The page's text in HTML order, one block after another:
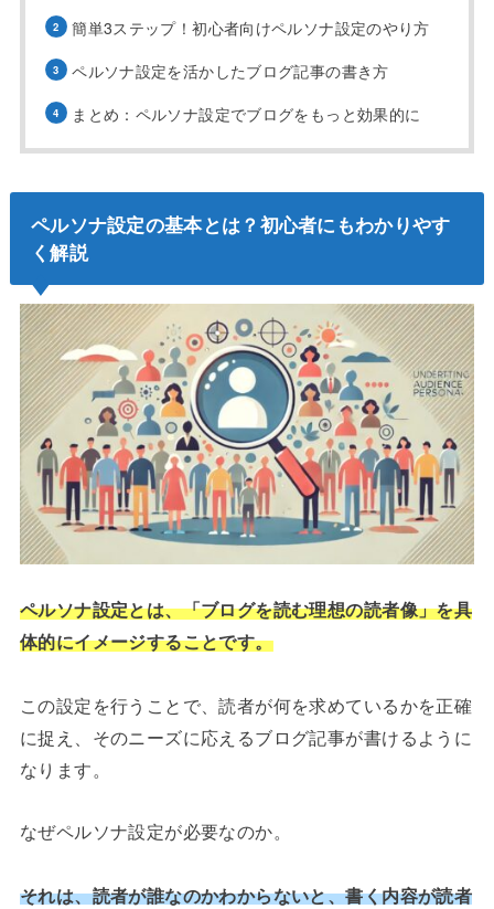
簡単3ステップ！初心者向けペルソナ設定のやり方
ペルソナ設定を活かしたブログ記事の書き方
まとめ：ペルソナ設定でブログをもっと効果的に
ペルソナ設定の基本とは？初心者にもわかりやす
く解説
ペルソナ設定とは、「ブログを読む理想の読者像」を具
体的にイメージすることです。
この設定を行うことで、読者が何を求めているかを正確
に捉え、そのニーズに応えるブログ記事が書けるように
なります。
なぜペルソナ設定が必要なのか。
それは、読者が誰なのかわからないと、書く内容が読者